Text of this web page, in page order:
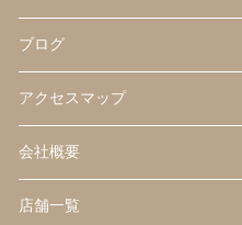
ブログ
アクセスマップ
会社概要
店舗一覧